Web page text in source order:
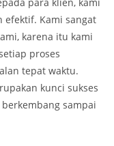
efektif. Kami sangat
karena itu kami
proses
tepat waktu.
kunci sukses
sampai